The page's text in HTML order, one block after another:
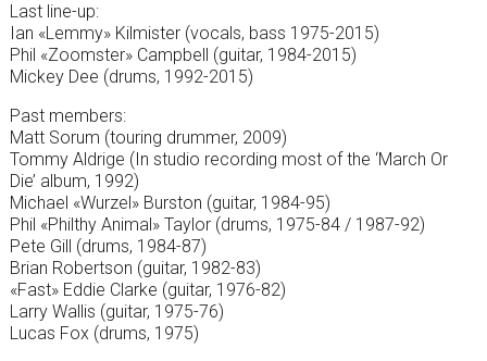
Last line-up:
Ian «Lemmy» Kilmister (vocals, bass 1975-2015)
Phil «Zoomster» Campbell (guitar, 1984-2015)
Mickey Dee (drums, 1992-2015)
Past members:
Matt Sorum (touring drummer, 2009)
Tommy Aldrige (In studio recording most of the ‘March Or
Die’ album, 1992)
Michael «Wurzel» Burston (guitar, 1984-95)
Phil «Philthy Animal» Taylor (drums, 1975-84 / 1987-92)
Pete Gill (drums, 1984-87)
Brian Robertson (guitar, 1982-83)
«Fast» Eddie Clarke (guitar, 1976-82)
Larry Wallis (guitar, 1975-76)
Lucas Fox (drums, 1975)